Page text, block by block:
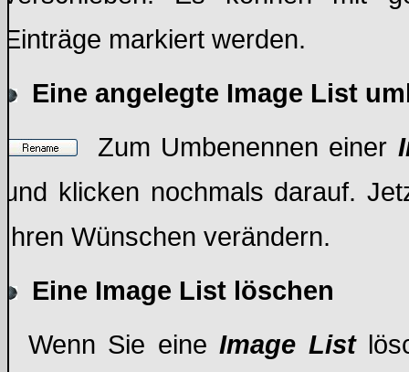
Einträge markiert werden.
Eine angelegte Image List
Zum Umbenennen einer
und klicken nochmals darauf.
Ihren Wünschen verändern.
Eine Image List löschen
Wenn Sie eineImage List